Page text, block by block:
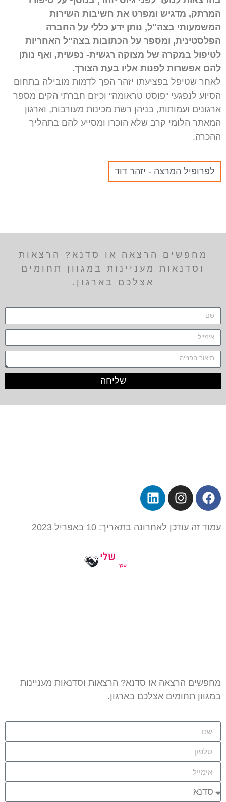
המרתק, מדגיש ומפרט את חשיבות השירות
המשמעותי בצה"ל, נותן ידע כללי על החברה
הפלסטינית, ומספר על הכתובות בצה"ל האחריות
לטיפול במקרה של מצוקה רגשית- נפשית, ואף נותן
להם אפשרות לפנות אליו בעת הצורך.
לאחר שטיפל בפציעתו יזהר הפך לדמות מובילה בתחום
הסיוע לנפגעי "פוסט טראומה" וכיזם חברתי הקים מספר
ארגונים ועמותות, בניהן רשת מכינות מעורבות, וארגון
המאתר הלומי קרב שלא הוכרו ומסייע להם בתהליך
ההכרה.
לפרופיל המרצה - יזהר דוד
מחפשים הרצאה או סדנא? הרצאות
וסדנאות מעניינות במגוון תחומים
אצלכם בארגון.
שליחה
עמוד זה עודכן לאחרונה בתאריך: 10 באפריל 2023
מחפשים הרצאה או סדנא? הרצאות וסדנאות מעניינות
במגוון תחומים אצלכם בארגון.